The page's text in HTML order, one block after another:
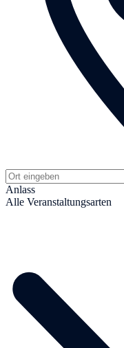
Anlass
Alle Veranstaltungsarten